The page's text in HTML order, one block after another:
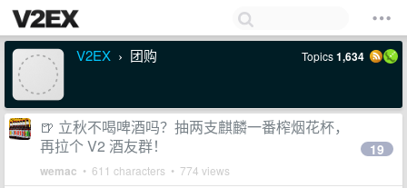
V2EX › 团购 Topics1,634
🍺 立秋不喝啤酒吗？抽两支麒麟一番榨烟花杯，
再拉个 V2 酒友群！
wemac • 611 characters • 774 views
19